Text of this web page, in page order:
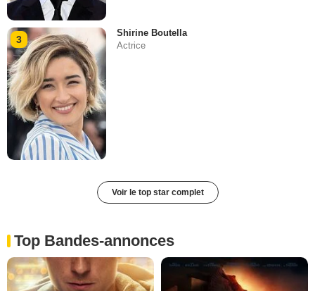
3
Shirine Boutella
Actrice
Voir le top star complet
Top Bandes-annonces